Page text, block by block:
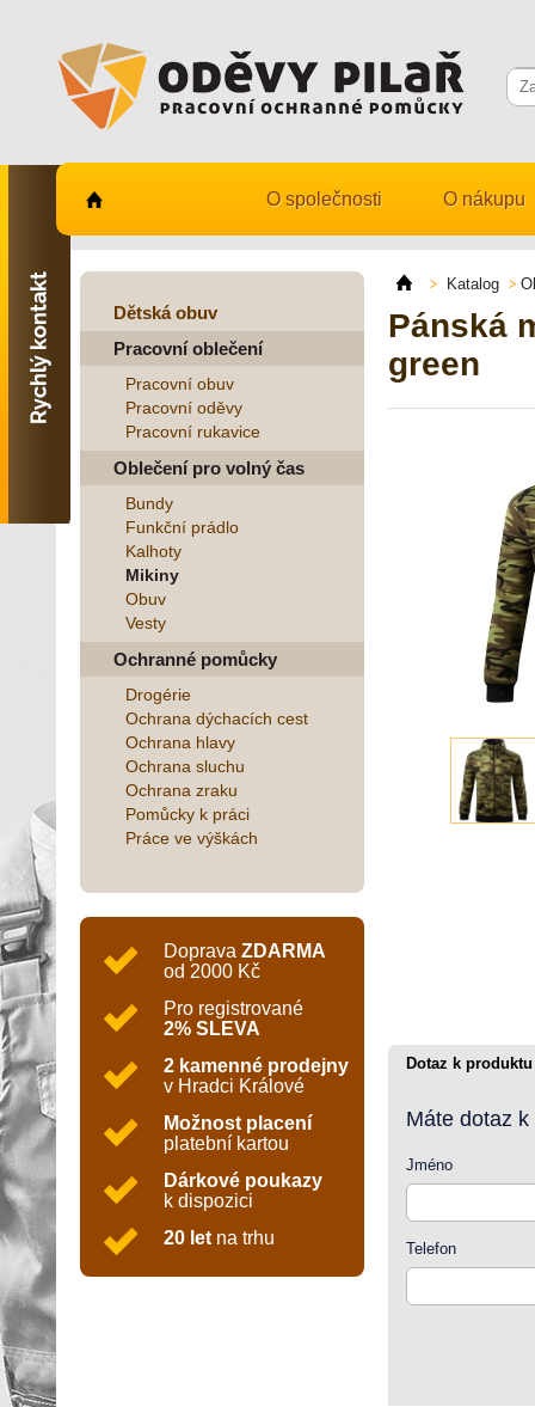
O společnosti O nákupu
Dětská obuv
Pracovní oblečení
Pracovní obuv
Pracovní oděvy
Pracovní rukavice
Oblečení pro volný čas
Bundy
Funkční prádlo
Kalhoty
Mikiny
Obuv
Vesty
Ochranné pomůcky
Drogérie
Ochrana dýchacích cest
Ochrana hlavy
Ochrana sluchu
Ochrana zraku
Pomůcky k práci
Práce ve výškách
Doprava ZDARMA
od 2000 Kč
Pro registrované
2% SLEVA
2 kamenné prodejny
v Hradci Králové
Možnost placení
platební kartou
Dárkové poukazy
k dispozici
20 let na trhu
Katalog
Pánská
green
Dotaz k produktu
Máte dotaz
Jméno
Telefon
Kontaktujte nás
731 482 530
info@odevy-pilar.cz
Provozovna:
Hradec Králové
Provozovna:
Hradec Králové